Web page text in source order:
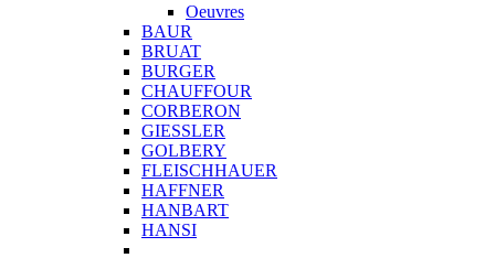
Oeuvres
BAUR
BRUAT
BURGER
CHAUFFOUR
CORBERON
GIESSLER
GOLBERY
FLEISCHHAUER
HAFFNER
HANBART
HANSI